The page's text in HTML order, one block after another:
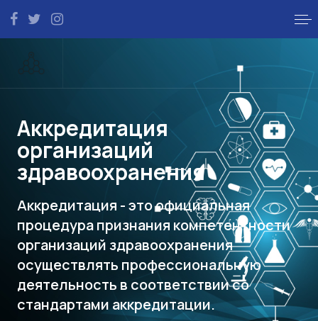
Аккредитация
организаций
здравоохранения
Аккредитация - это официальная
процедура признания компетентности
организаций здравоохранения
осуществлять профессиональную
деятельность в соответствии со
стандартами аккредитации.